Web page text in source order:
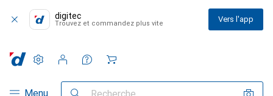
digitec
Trouvez et commandez plus vite Vers l'app
Navigation par catégorie
Menu Recherche
Paramètres
Compte client
Listes de comparaison
Listes d'envies
Panier